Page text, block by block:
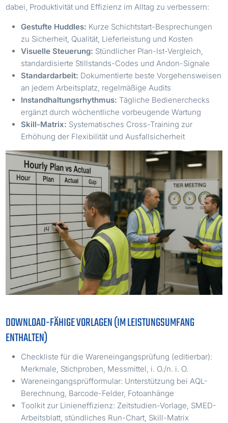
dabei, Produktivität und Effizienz im Alltag zu verbessern:
Gestufte Huddles: Kurze Schichtstart-Besprechungen
zu Sicherheit, Qualität, Lieferleistung und Kosten
Visuelle Steuerung: Stündlicher Plan-Ist-Vergleich,
standardisierte Stillstands-Codes und Andon-Signale
Standardarbeit: Dokumentierte beste Vorgehensweisen
an jedem Arbeitsplatz, regelmäßige Audits
Instandhaltungsrhythmus: Tägliche Bedienerchecks
ergänzt durch wöchentliche vorbeugende Wartung
Skill-Matrix: Systematisches Cross-Training zur
Erhöhung der Flexibilität und Ausfallsicherheit
DOWNLOAD-FÄHIGE VORLAGEN (IM LEISTUNGSUMFANG
ENTHALTEN)
Checkliste für die Wareneingangsprüfung (editierbar):
Merkmale, Stichproben, Messmittel, i. O./n. i. O.
Wareneingangsprüfformular: Unterstützung bei AQL-
Berechnung, Barcode-Felder, Fotoanhänge
Toolkit zur Linieneffizienz: Zeitstudien-Vorlage, SMED-
Arbeitsblatt, stündliches Run-Chart, Skill-Matrix